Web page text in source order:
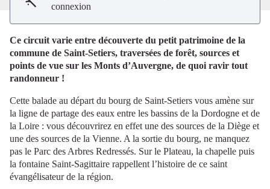
connexion
Ce circuit varie entre découverte du petit patrimoine de la
commune de Saint-Setiers, traversées de forêt, sources et
points de vue sur les Monts d’Auvergne, de quoi ravir tout
randonneur !
Cette balade au départ du bourg de Saint-Setiers vous amène sur
la ligne de partage des eaux entre les bassins de la Dordogne et de
la Loire : vous découvrirez en effet une des sources de la Diège et
une des sources de la Vienne. A la sortie du bourg, ne manquez
pas le Parc des Arbres Redressés. Sur le Plateau, la chapelle puis
la fontaine Saint-Sagittaire rappellent l’histoire de ce saint
évangélisateur de la région.